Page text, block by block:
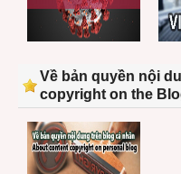
Về bản quyền nội
copyright on the